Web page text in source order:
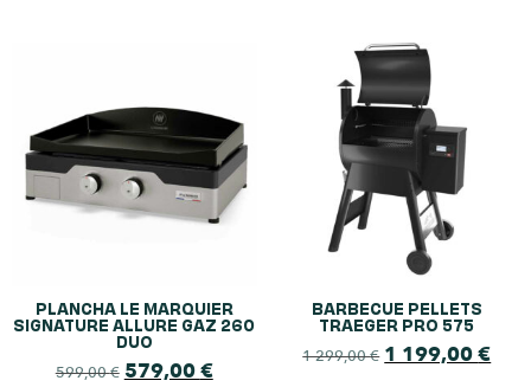
PLANCHA LE MARQUIER
SIGNATURE ALLURE GAZ 260
DUO
599,00€ 579,00€
BARBECUE PELLETS
TRAEGER PRO 575
1 299,00€ 1 199,00€